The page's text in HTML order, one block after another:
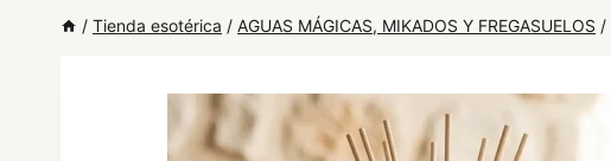
/ Tienda esotérica / AGUAS MÁGICAS, MIKADOS Y FREGASUELOS /